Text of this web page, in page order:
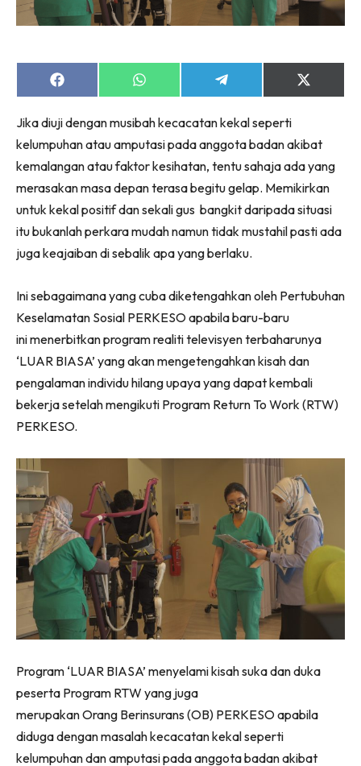
Share
on
Share
on
Share
on
Share
on
Jika diuji dengan musibah kecacatan kekal seperti
kelumpuhan atau amputasi pada anggota badan akibat
kemalangan atau faktor kesihatan, tentu sahaja ada yang
merasakan masa depan terasa begitu gelap. Memikirkan
untuk kekal positif dan sekali gus bangkit daripada situasi
itu bukanlah perkara mudah namun tidak mustahil pasti ada
juga keajaiban di sebalik apa yang berlaku.
Ini sebagaimana yang cuba diketengahkan oleh Pertubuhan
Keselamatan Sosial PERKESO apabila baru-baru
ini menerbitkan program realiti televisyen terbaharunya
‘LUAR BIASA’ yang akan mengetengahkan kisah dan
pengalaman individu hilang upaya yang dapat kembali
bekerja setelah mengikuti Program Return To Work (RTW)
PERKESO.
Program ‘LUAR BIASA’ menyelami kisah suka dan duka
peserta Program RTW yang juga
merupakan Orang Berinsurans (OB) PERKESO apabila
diduga dengan masalah kecacatan kekal seperti
kelumpuhan dan amputasi pada anggota badan akibat